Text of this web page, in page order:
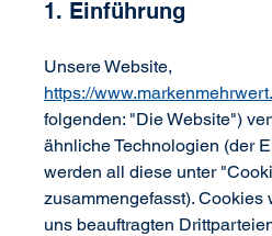
1. Einführung
Unsere Website,
https://
folgenden: "Die Website")
ähnliche Technologien (der
werden all diese unter
zusammengefasst). Cookies
uns beauftragten